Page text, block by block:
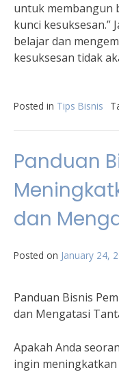
untuk membangun
kunci kesuksesan.”
belajar dan
kesuksesan tidak
Posted in Tips Bisnis
Panduan
dan
Posted on January 24,
Panduan Bisnis
dan Mengatasi
Apakah Anda
ingin